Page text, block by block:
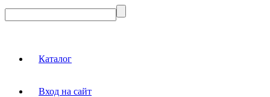
Каталог
Вход на сайт